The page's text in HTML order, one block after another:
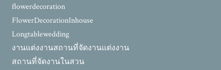
flowerdecoration
FlowerDecorationInhouse
Longtablewedding
งานแต่งงานสถานที่จัดงานแต่งงาน
สถานที่จัดงานในสวน